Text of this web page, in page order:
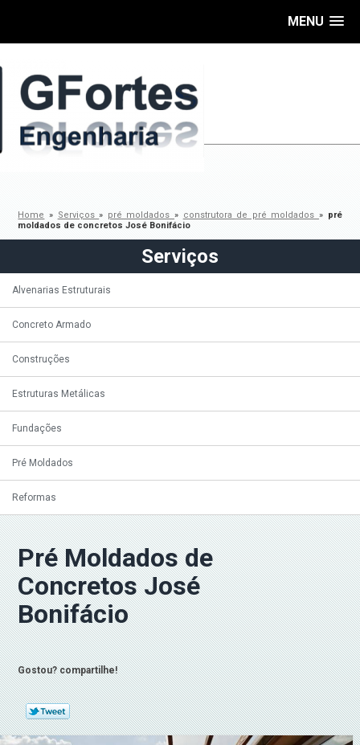
MENU
Home » Serviços» pré moldados» construtora de pré moldados» pré
moldados de concretos José Bonifácio
Serviços
Alvenarias Estruturais
Concreto Armado
Construções
Estruturas Metálicas
Fundações
Pré Moldados
Reformas
Pré Moldados de
Concretos José
Bonifácio
Gostou? compartilhe!